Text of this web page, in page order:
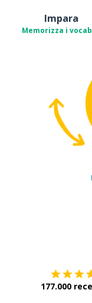
Impara
Memorizza i
177.000